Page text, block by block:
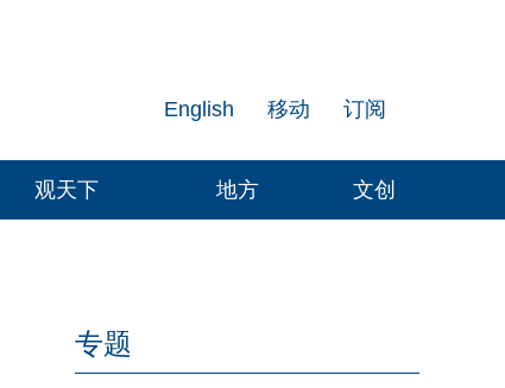
订阅
移动
English
观天下 地方 文创
专题